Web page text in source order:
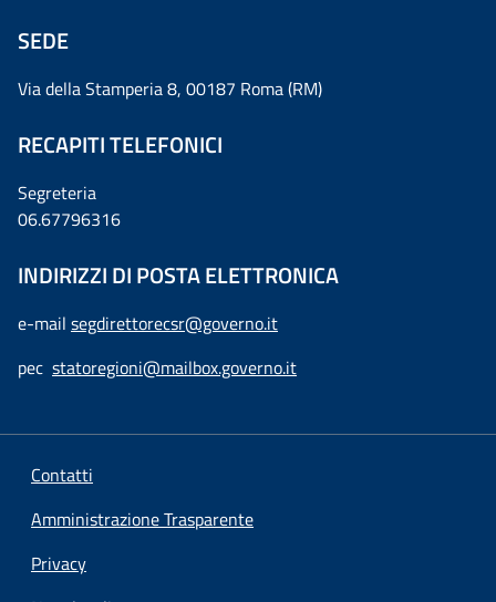
SEDE
Via della Stamperia 8, 00187 Roma (RM)
RECAPITI TELEFONICI
Segreteria
06.67796316
INDIRIZZI DI POSTA ELETTRONICA
e-mail segdirettorecsr@governo.it
pec statoregioni@mailbox.governo.it
Contatti
Amministrazione Trasparente
Privacy